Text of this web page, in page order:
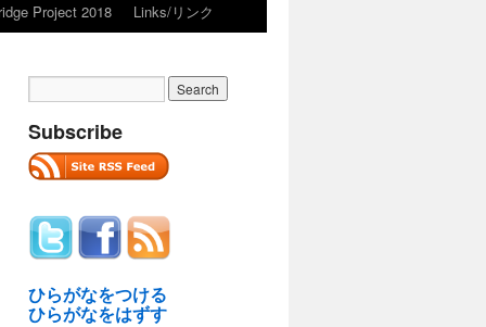
Project 2018 Links/リンク
Subscribe
ひらがなをつける
ひらがなをはずす